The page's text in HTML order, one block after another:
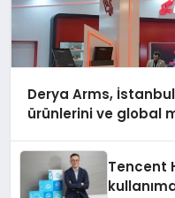
Derya Arms,
ürünlerini ve global
Tencent